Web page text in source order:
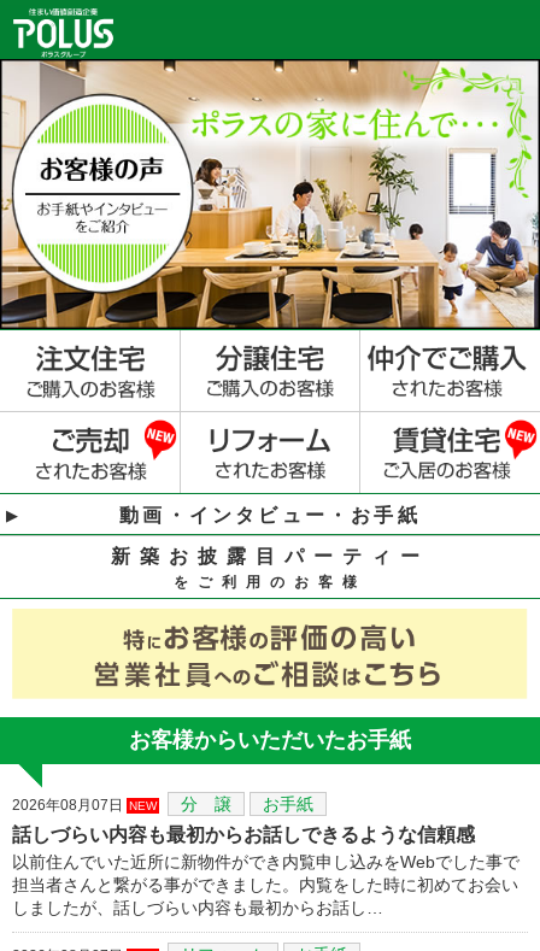
動画・インタビュー・お手紙
新築お披露目パーティー
をご利用のお客様
お客様からいただいたお手紙
2026年08月07日 NEW 分 譲 お手紙
話しづらい内容も最初からお話しできるような信頼感
以前住んでいた近所に新物件ができ内覧申し込みをWebでした事で
担当者さんと繋がる事ができました。内覧をした時に初めてお会い
しましたが、話しづらい内容も最初からお話し…